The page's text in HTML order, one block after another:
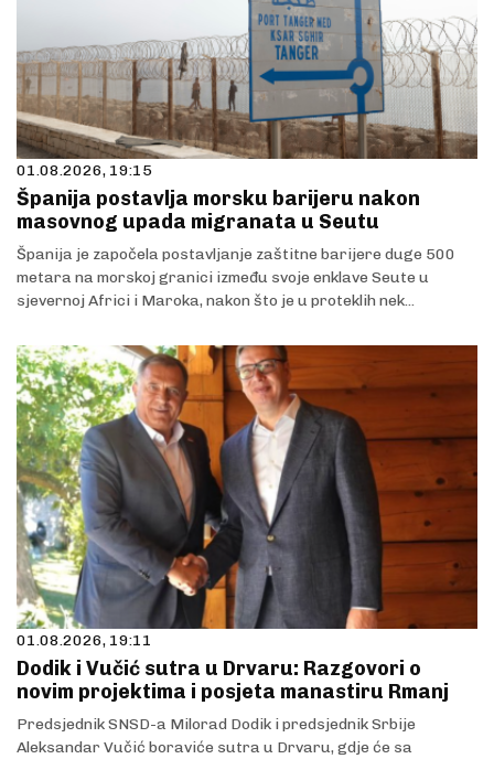
01.08.2026, 19:15
Španija postavlja morsku barijeru nakon
masovnog upada migranata u Seutu
Španija je započela postavljanje zaštitne barijere duge 500
metara na morskoj granici između svoje enklave Seute u
sjevernoj Africi i Maroka, nakon što je u proteklih nek...
01.08.2026, 19:11
Dodik i Vučić sutra u Drvaru: Razgovori o
novim projektima i posjeta manastiru Rmanj
Predsjednik SNSD-a Milorad Dodik i predsjednik Srbije
Aleksandar Vučić boraviće sutra u Drvaru, gdje će sa